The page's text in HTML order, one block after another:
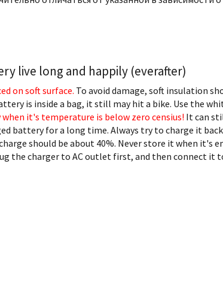
live long and happily (everafter)
on soft surface. To avoid damage, soft insulation
is inside a bag, it still may hit a bike. Use the
it's temperature is below zero censius! It can
battery for a long time. Always try to charge it back
should be about 40%. Never store it when it's
the charger to AC outlet first, and then connect it